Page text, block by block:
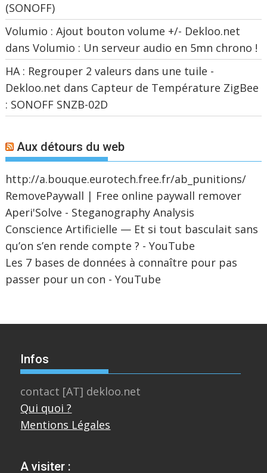
(SONOFF)
Volumio : Ajout bouton volume +/- Dekloo.net
dansVolumio : Un serveur audio en 5mn chrono !
HA : Regrouper 2 valeurs dans une tuile -
Dekloo.net dans Capteur de Température ZigBee
: SONOFF SNZB-02D
Aux détours du web
http://a.bouque.eurotech.free.fr/ab_punitions/
RemovePaywall | Free online paywall remover
Aperi'Solve - Steganography Analysis
Conscience Artificielle — Et si tout basculait sans
qu’on s’en rende compte ? - YouTube
Les 7 bases de données à connaître pour pas
passer pour un con - YouTube
Infos
contact [AT] dekloo.net
Qui quoi ?
Mentions Légales
A visiter :